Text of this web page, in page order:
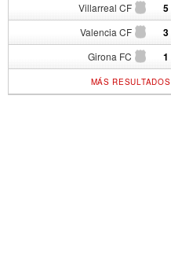
Villarreal CF 5
Valencia CF 3
Girona FC 1
MÁS RESULTADOS